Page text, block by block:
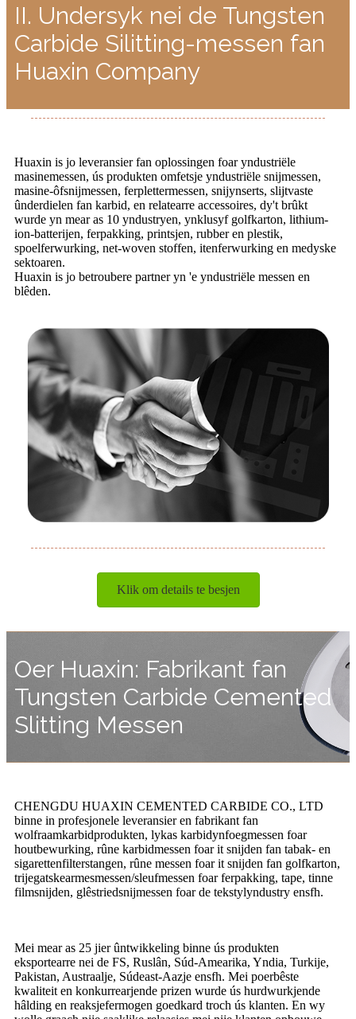
II. Undersyk nei de Tungsten
Carbide Silitting-messen fan
Huaxin Company
Huaxin is jo leveransier fan oplossingen foar yndustriële
masinemessen, ús produkten omfetsje yndustriële snijmessen,
masine-ôfsnijmessen, ferplettermessen, snijynserts, slijtvaste
ûnderdielen fan karbid, en relatearre accessoires, dy't brûkt
wurde yn mear as 10 yndustryen, ynklusyf golfkarton, lithium-
ion-batterijen, ferpakking, printsjen, rubber en plestik,
spoelferwurking, net-woven stoffen, itenferwurking en medyske
sektoaren.
Huaxin is jo betroubere partner yn 'e yndustriële messen en
blêden.
Klik om details te besjen
Oer Huaxin: Fabrikant fan
Tungsten Carbide Cemented
Slitting Messen
CHENGDU HUAXIN CEMENTED CARBIDE CO., LTD
binne in profesjonele leveransier en fabrikant fan
wolfraamkarbidprodukten, lykas karbidynfoegmessen foar
houtbewurking, rûne karbidmessen foar it snijden fan tabak- en
sigarettenfilterstangen, rûne messen foar it snijden fan golfkarton,
trijegatskearmesmessen/sleufmessen foar ferpakking, tape, tinne
filmsnijden, glêstriedsnijmessen foar de tekstylyndustry ensfh.
Mei mear as 25 jier ûntwikkeling binne ús produkten
eksportearre nei de FS, Ruslân, Súd-Amearika, Yndia, Turkije,
Pakistan, Austraalje, Súdeast-Aazje ensfh. Mei poerbêste
kwaliteit en konkurrearjende prizen wurde ús hurdwurkjende
hâlding en reaksjefermogen goedkard troch ús klanten. En wy